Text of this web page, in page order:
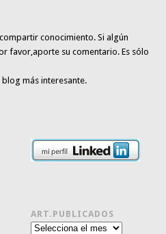
compartir conocimiento. Si algún
favor,aporte su comentario. Es sólo
más interesante.
ART.PUBLICADOS
Art.publicados